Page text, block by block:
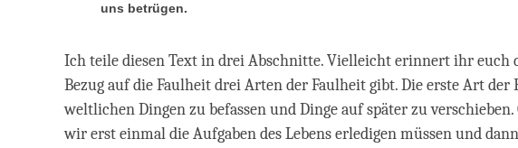
uns betrügen.
Ich teile diesen Text in drei Abschnitte. Vielleicht erinnert ihr euch
Bezug auf die Faulheit drei Arten der Faulheit gibt. Die erste Art
weltlichen Dingen zu befassen und Dinge auf später zu verschieben.
wir erst einmal die Aufgaben des Lebens erledigen müssen und